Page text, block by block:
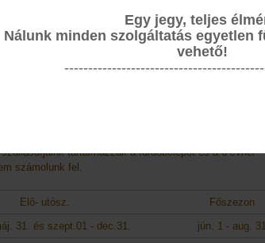
Kemping
tartalmazzák a fürdőbelépőt és a 6 évnél
számolunk fel.
Elő- utósz.
Főszezon
31. és szept.01 - dec.31.
jún. 1 - aug.
Egy jegy, teljes
Nálunk minden szolgáltatás egyetlen
vehető!